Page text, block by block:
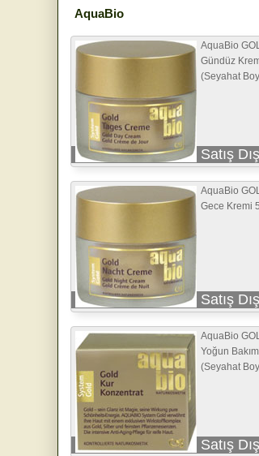
AquaBio
AquaBio
Gündüz
(Seyahat
Satış
AquaBio
Gece Kremi
Satış
AquaBio
Yoğun
(Seyahat
Satış